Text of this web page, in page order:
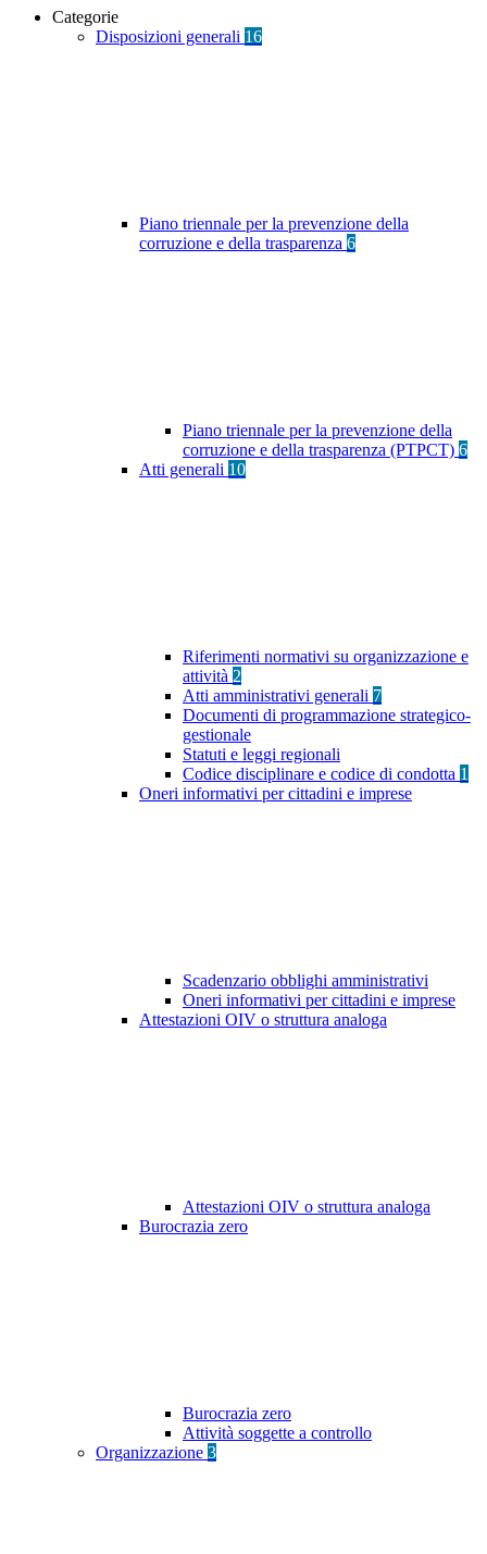
Categorie
Disposizioni generali 16
Piano triennale per la prevenzione della
corruzione e della trasparenza 6
Piano triennale per la prevenzione della
corruzione e della trasparenza (PTPCT) 6
Atti generali 10
Riferimenti normativi su organizzazione e
attività 2
Atti amministrativi generali 7
Documenti di programmazione strategico-
gestionale
Statuti e leggi regionali
Codice disciplinare e codice di condotta 1
Oneri informativi per cittadini e imprese
Scadenzario obblighi amministrativi
Oneri informativi per cittadini e imprese
Attestazioni OIV o struttura analoga
Attestazioni OIV o struttura analoga
Burocrazia zero
Burocrazia zero
Attività soggette a controllo
Organizzazione 3